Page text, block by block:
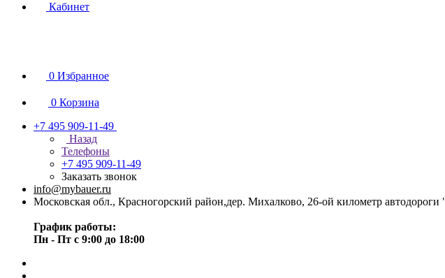
Кабинет
0 Избранное
0 Корзина
+7 495 909-11-49
Назад
Телефоны
+7 495 909-11-49
Заказать звонок
info@mybauer.ru
Московская обл., Красногорский район,дер. Михалково, 26-ой километр
График работы:
Пн - Пт с 9:00 до 18:00